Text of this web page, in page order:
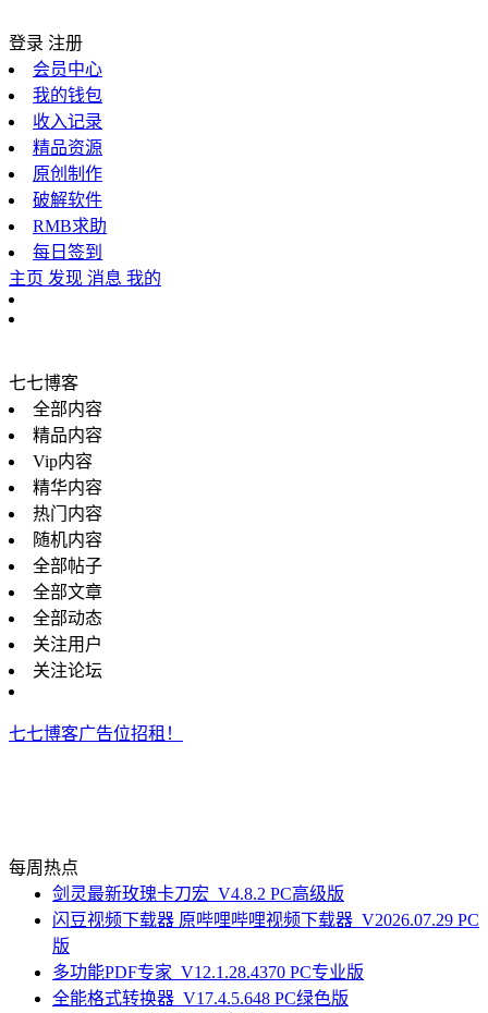
登录 注册
会员中心
我的钱包
收入记录
精品资源
原创制作
破解软件
RMB求助
每日签到
主页 发现 消息 我的
七七博客
全部内容
精品内容
Vip内容
精华内容
热门内容
随机内容
全部帖子
全部文章
全部动态
关注用户
关注论坛
七七博客广告位招租！
每周热点
剑灵最新玫瑰卡刀宏_V4.8.2 PC高级版
闪豆视频下载器 原哔哩哔哩视频下载器_V2026.07.29 PC
版
多功能PDF专家_V12.1.28.4370 PC专业版
全能格式转换器_V17.4.5.648 PC绿色版